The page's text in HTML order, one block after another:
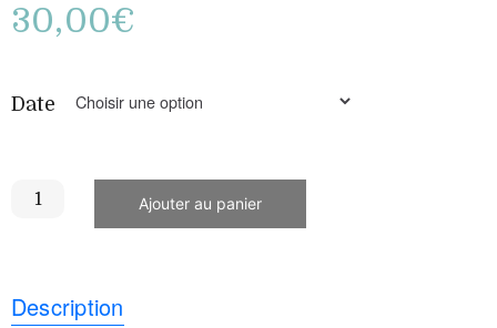
30,00€
Date
Ajouter au panier
Description